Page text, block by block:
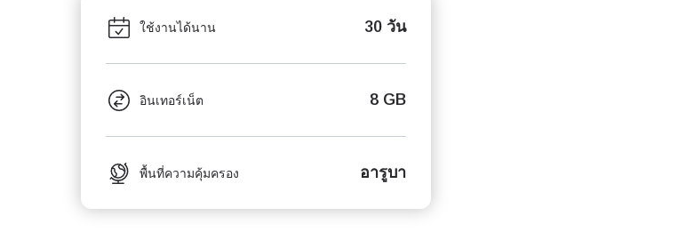
ใช้งานได้นาน 30 วัน
อินเทอร์เน็ต 8 GB
พื้นที่ความคุ้มครอง อารูบา